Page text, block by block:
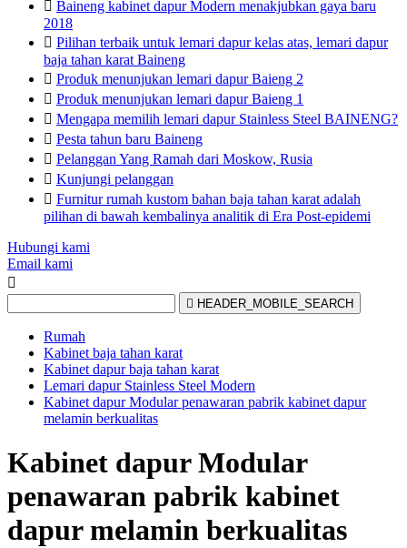
 Baineng kabinet dapur Modern menakjubkan gaya baru
2018
 Pilihan terbaik untuk lemari dapur kelas atas, lemari dapur
baja tahan karat Baineng
 Produk menunjukan lemari dapur Baieng 2
 Produk menunjukan lemari dapur Baieng 1
 Mengapa memilih lemari dapur Stainless Steel BAINENG?
 Pesta tahun baru Baineng
 Pelanggan Yang Ramah dari Moskow, Rusia
 Kunjungi pelanggan
 Furnitur rumah kustom bahan baja tahan karat adalah
pilihan di bawah kembalinya analitik di Era Post-epidemi
Hubungi kami
Email kami

 HEADER_MOBILE_SEARCH
Rumah
Kabinet baja tahan karat
Kabinet dapur baja tahan karat
Lemari dapur Stainless Steel Modern
Kabinet dapur Modular penawaran pabrik kabinet dapur
melamin berkualitas
Kabinet dapur Modular
penawaran pabrik kabinet
dapur melamin berkualitas